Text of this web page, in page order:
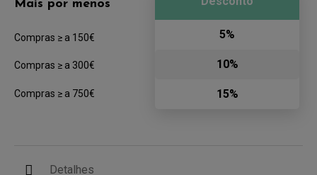
Mais por menos
Compras ≥ a 150€
Compras ≥ a 300€
Compras ≥ a 750€
5%
10%
15%
Detalhes